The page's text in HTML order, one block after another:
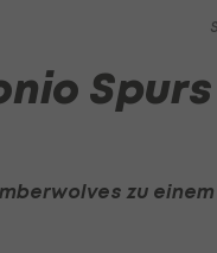
Spurs
zu einem